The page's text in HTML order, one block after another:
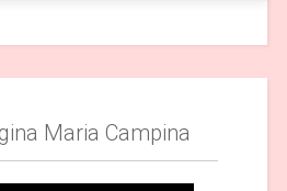
Maria Campina